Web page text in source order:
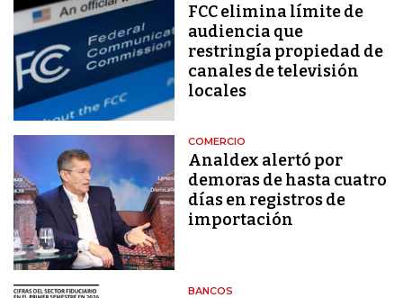
FCC elimina límite de
audiencia que
restringía propiedad de
canales de televisión
locales
COMERCIO
Analdex alertó por
demoras de hasta cuatro
días en registros de
importación
BANCOS